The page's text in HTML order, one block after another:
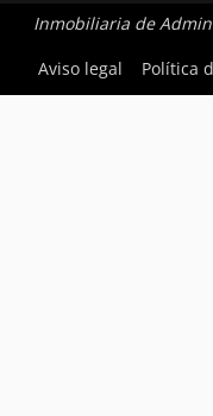
Inmobiliaria de
Aviso legal
Política